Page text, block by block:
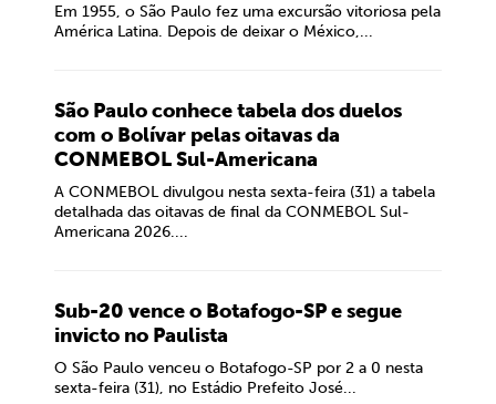
Em 1955, o São Paulo fez uma excursão vitoriosa pela
América Latina. Depois de deixar o México,...
São Paulo conhece tabela dos duelos
com o Bolívar pelas oitavas da
CONMEBOL Sul-Americana
A CONMEBOL divulgou nesta sexta-feira (31) a tabela
detalhada das oitavas de final da CONMEBOL Sul-
Americana 2026....
Sub-20 vence o Botafogo-SP e segue
invicto no Paulista
O São Paulo venceu o Botafogo-SP por 2 a 0 nesta
sexta-feira (31), no Estádio Prefeito José...